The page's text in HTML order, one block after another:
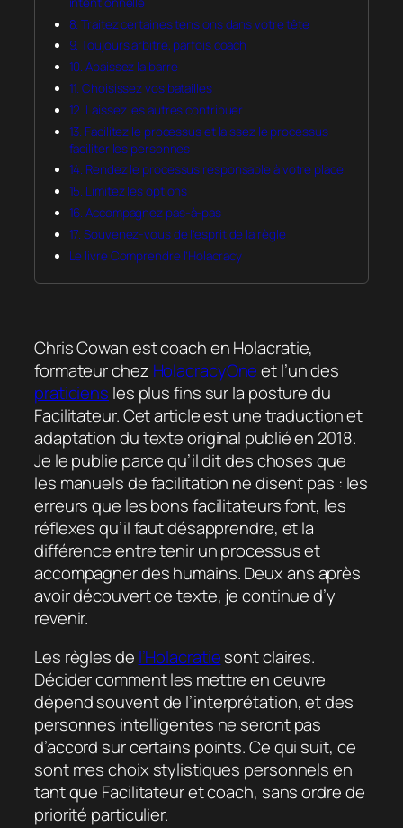
8. Traitez certaines tensions dans votre tête
9. Toujours arbitre, parfois coach
10. Abaissez la barre
11. Choisissez vos batailles
12. Laissez les autres contribuer
13. Facilitez le processus et laissez le processus
faciliter les personnes
14. Rendez le processus responsable à votre place
15. Limitez les options
16. Accompagnez pas-à-pas
17. Souvenez-vous de l’esprit de la règle
Le livre Comprendre l’Holacracy
Chris Cowan est coach en Holacratie,
formateur chez HolacracyOneet l’un des
praticiens les plus fins sur la posture du
Facilitateur. Cet article est une traduction et
adaptation du texte original publié en 2018.
Je le publie parce qu’il dit des choses que
les manuels de facilitation ne disent pas : les
erreurs que les bons facilitateurs font, les
réflexes qu’il faut désapprendre, et la
différence entre tenir un processus et
accompagner des humains. Deux ans après
avoir découvert ce texte, je continue d’y
revenir.
Les règles de l’Holacratiesont claires.
Décider comment les mettre en oeuvre
dépend souvent de l’interprétation, et des
personnes intelligentes ne seront pas
d’accord sur certains points. Ce qui suit, ce
sont mes choix stylistiques personnels en
tant que Facilitateur et coach, sans ordre de
priorité particulier.